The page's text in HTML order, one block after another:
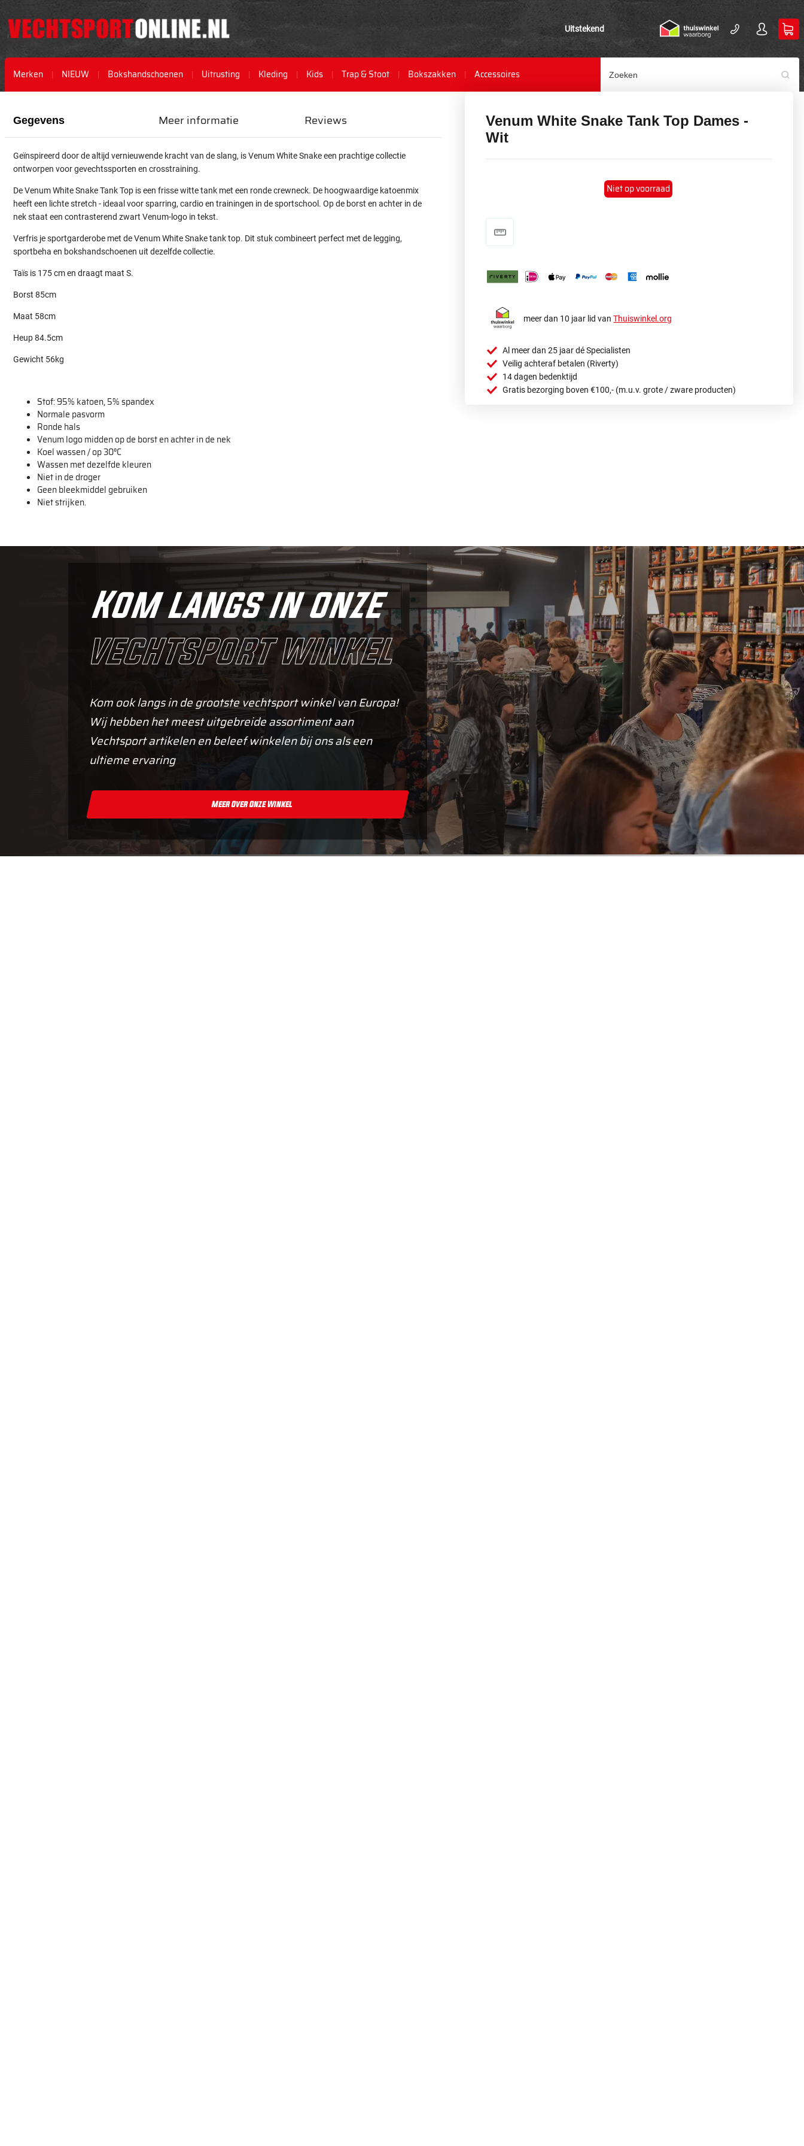
Uitstekend
Merken NIEUW Bokshandschoenen Uitrusting Kleding Kids Trap & Stoot Bokszakken Accessoires
het
afbeeldingen-
het
afbeeldingen-
Venum White Snake Tank Top Dames -
Wit
Niet op voorraad
meer dan 10 jaar lid vanThuiswinkel.org
Al meer dan 25 jaar dé Specialisten
Veilig achteraf betalen (Riverty)
14 dagen bedenktijd
Gratis bezorging boven €100,- (m.u.v. grote / zware producten)
Gegevens
Geïnspireerd door de altijd vernieuwende kracht van de slang, is Venum White Snake een prachtige collectie
ontworpen voor gevechtssporten en crosstraining.
De Venum White Snake Tank Top is een frisse witte tank met een ronde crewneck. De hoogwaardige katoenmix
heeft een lichte stretch - ideaal voor sparring, cardio en trainingen in de sportschool. Op de borst en achter in de
nek staat een contrasterend zwart Venum-logo in tekst.
Verfris je sportgarderobe met de Venum White Snake tank top. Dit stuk combineert perfect met de legging,
sportbeha en bokshandschoenen uit dezelfde collectie.
Taïs is 175 cm en draagt maat S.
Borst 85cm
Maat 58cm
Heup 84.5cm
Gewicht 56kg
Stof: 95% katoen, 5% spandex
Normale pasvorm
Ronde hals
Venum logo midden op de borst en achter in de nek
Koel wassen / op 30°C
Wassen met dezelfde kleuren
Niet in de droger
Geen bleekmiddel gebruiken
Niet strijken.
Meer informatie Reviews
Kom langs in onze
vechtsport winkel
Kom ook langs in de grootste vechtsport winkel van Europa!
Wij hebben het meest uitgebreide assortiment aan
Vechtsport artikelen en beleef winkelen bij ons als een
ultieme ervaring
Meer Over Onze Winkel